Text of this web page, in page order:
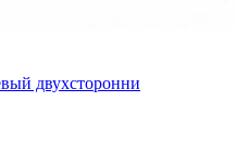
двухсторонни